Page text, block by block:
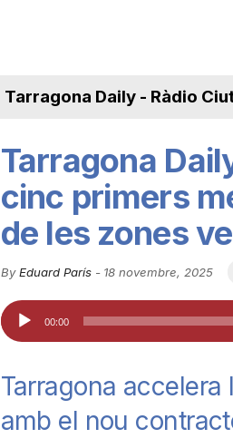
u
t
Tarragona Daily - Ràdio
Tarragona
cinc primers
de les zones
By Eduard París- 18 novembre, 2025
Reproductor
d'àudio
00:00
Tarragona
amb el nou